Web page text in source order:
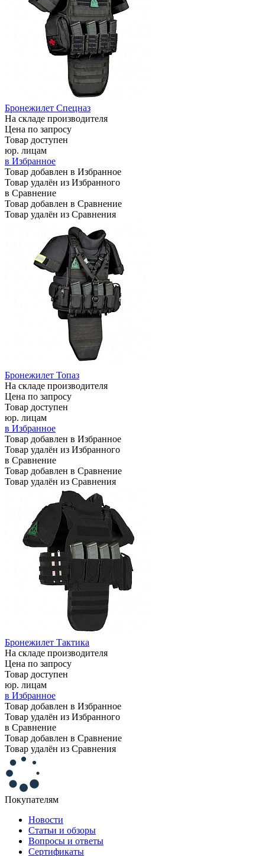
Бронежилет Спецназ
На складе производителя
Цена по запросу
Товар доступен
юр. лицам
в Избранное
Товар добавлен в Избранное
Товар удалён из Избранного
в Сравнение
Товар добавлен в Сравнение
Товар удалён из Сравнения
Бронежилет Топаз
На складе производителя
Цена по запросу
Товар доступен
юр. лицам
в Избранное
Товар добавлен в Избранное
Товар удалён из Избранного
в Сравнение
Товар добавлен в Сравнение
Товар удалён из Сравнения
Бронежилет Тактика
На складе производителя
Цена по запросу
Товар доступен
юр. лицам
в Избранное
Товар добавлен в Избранное
Товар удалён из Избранного
в Сравнение
Товар добавлен в Сравнение
Товар удалён из Сравнения
Покупателям
Новости
Статьи и обзоры
Вопросы и ответы
Сертификаты